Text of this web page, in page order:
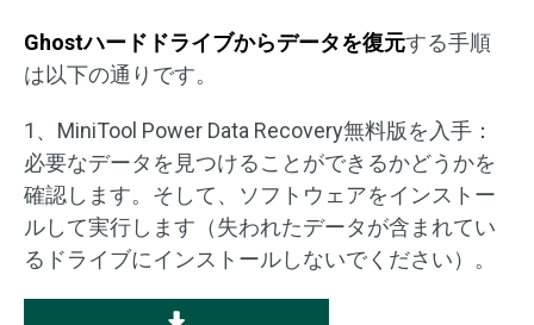
Ghostハードドライブからデータを復元する手順
は以下の通りです。
1、MiniTool Power Data Recovery無料版を入手：
必要なデータを見つけることができるかどうかを
確認します。そして、ソフトウェアをインストー
ルして実行します（失われたデータが含まれてい
るドライブにインストールしないでください）。